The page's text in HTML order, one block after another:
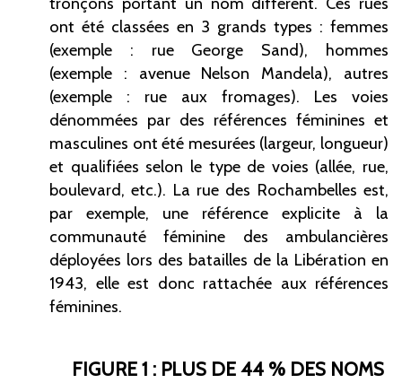
ont été classées en 3 grands types : femmes
(exemple
: rue George Sand), hommes
(exemple
: avenue Nelson Mandela), autres
(exemple
: rue aux fromages). Les voies
dénommées par des références féminines et
masculines ont été mesurées (largeur, longueur)
et qualifiées selon le type de voies (allée, rue,
boulevard, etc.). La rue des Rochambelles est,
par exemple, une référence explicite à la
communauté féminine des ambulancières
déployées lors des batailles de la Libération en
1943, elle est donc rattachée aux références
féminines.
FIGURE 1 : PLUS DE 44 % DES NOMS